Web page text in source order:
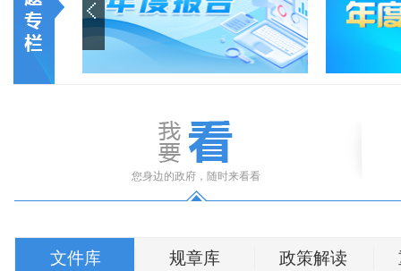
您身边的政府，随时来看看
文件库 规章库 政策解读